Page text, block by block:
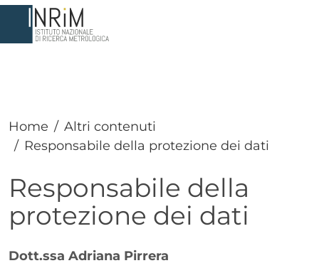
Salta al contenuto principale
Home
Altri contenuti
Responsabile della protezione dei dati
Responsabile della
protezione dei dati
Paragrafo
Testo
Dott.ssa Adriana Pirrera